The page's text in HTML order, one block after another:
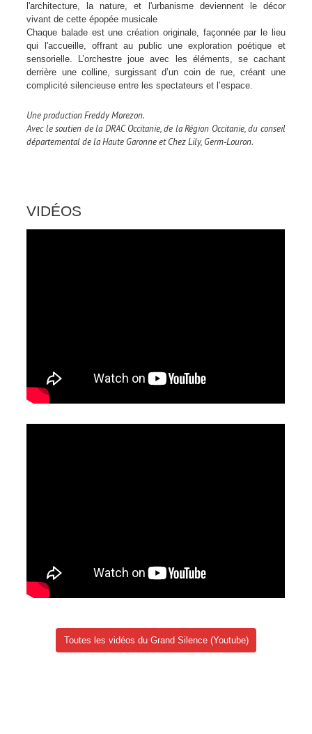
l'architecture, la nature, et l'urbanisme deviennent le décor
vivant de cette épopée musicale
Chaque balade est une création originale, façonnée par le lieu
qui l'accueille, offrant au public une exploration poétique et
sensorielle. L’orchestre joue avec les éléments, se cachant
derrière une colline, surgissant d’un coin de rue, créant une
complicité silencieuse entre les spectateurs et l’espace.
Une production Freddy Morezon.
Avec le soutien de la DRAC Occitanie, de la Région Occitanie, du conseil
départemental de la Haute Garonne et Chez Lily, Germ-Louron.
VIDÉOS
Toutes les vidéos du Grand Silence (Youtube)